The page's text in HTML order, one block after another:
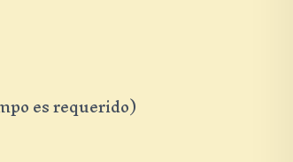
es requerido)